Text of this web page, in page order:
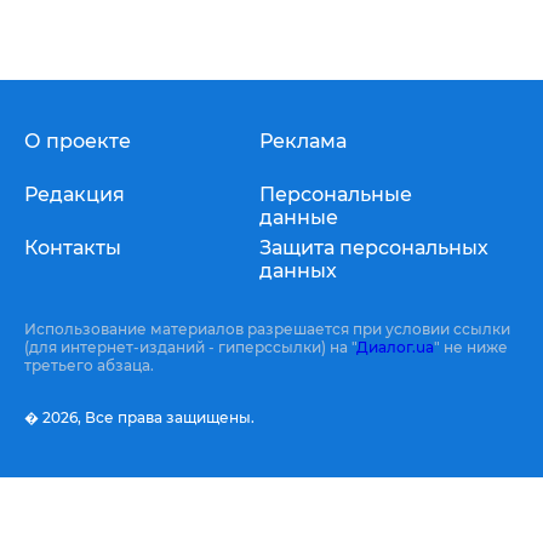
О проекте
Редакция
Контакты
Реклама
Персональные
данные
Защита персональных
данных
Использование материалов разрешается при условии ссылки
(для интернет-изданий - гиперссылки) на "Диалог.ua" не ниже
третьего абзаца.
� 2026, Все права защищены.